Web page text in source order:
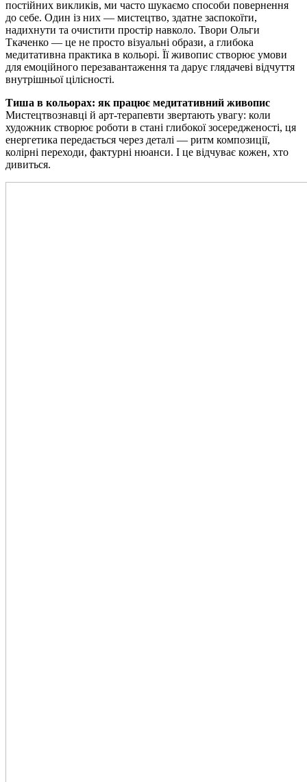
постійних викликів, ми часто шукаємо способи повернення
до себе. Один із них — мистецтво, здатне заспокоїти,
надихнути та очистити простір навколо. Твори Ольги
Ткаченко — це не просто візуальні образи, а глибока
медитативна практика в кольорі. Її живопис створює умови
для емоційного перезавантаження та дарує глядачеві відчуття
внутрішньої цілісності.
Тиша в кольорах: як працює медитативний живопис
Мистецтвознавці й арт-терапевти звертають увагу: коли
художник створює роботи в стані глибокої зосередженості, ця
енергетика передається через деталі — ритм композиції,
колірні переходи, фактурні нюанси. І це відчуває кожен, хто
дивиться.